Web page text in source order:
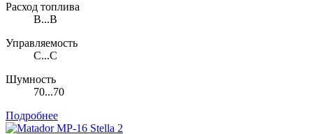
Расход топлива
B...B
Управляемость
C...C
Шумность
70...70
Подробнее